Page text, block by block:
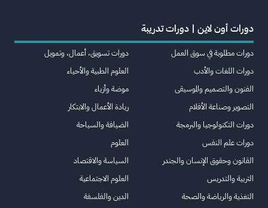
دورات أون لاين | دورات تدريبة
دورات مطلوبة في سوق العمل
دورات اللغات والأدب
الفنون والتصميم والموسيقى
التصوير وصناعة الأفلام
دورات التكنولوجيا والبرمجة
دورات علم النفس
القانون وحقوق الإنسان والجندر
التربية والتدريس
التغذية والرياضة والصحة
دورات تسويق، أعمال، وتمويل
العلوم الطبية والأحياء
موضة وأزياء
ريادة الأعمال والابتكار
الضيافة والسياحة
العلوم
السياسة والاقتصاد
العلوم الاجتماعية
الدين والفلسفة